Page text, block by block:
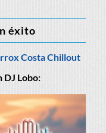
éxito
Costa Chillout
DJ Lobo: